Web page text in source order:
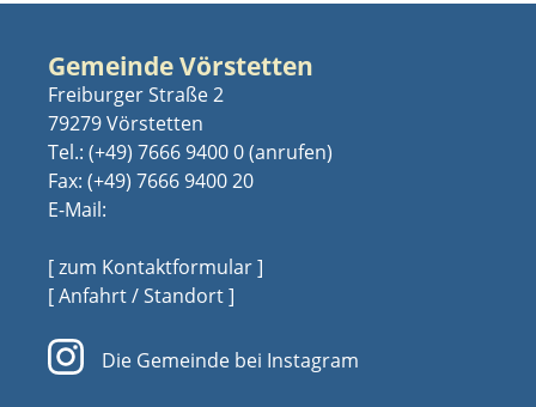
Gemeinde Vörstetten
Freiburger Straße 2
79279 Vörstetten
Tel.: (+49) 7666 9400 0
Fax: (+49) 7666 9400 20
E-Mail:
[ zum Kontaktformular ]
[ Anfahrt / Standort ]
Die Gemeinde bei Instagram